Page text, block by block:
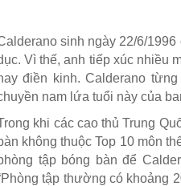
sinh ngày 22/6/1996
Vì thế, anh tiếp xúc nhiều
điền kinh. Calderano
nam lứa tuổi này của
khi các cao thủ Trung
không thuộc Top 10 môn
tập bóng bàn để
tập thường có khoảng